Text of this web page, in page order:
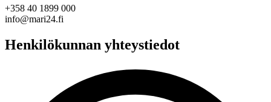
+358 40 1899 000
info@mari24.fi
Henkilökunnan yhteystiedot